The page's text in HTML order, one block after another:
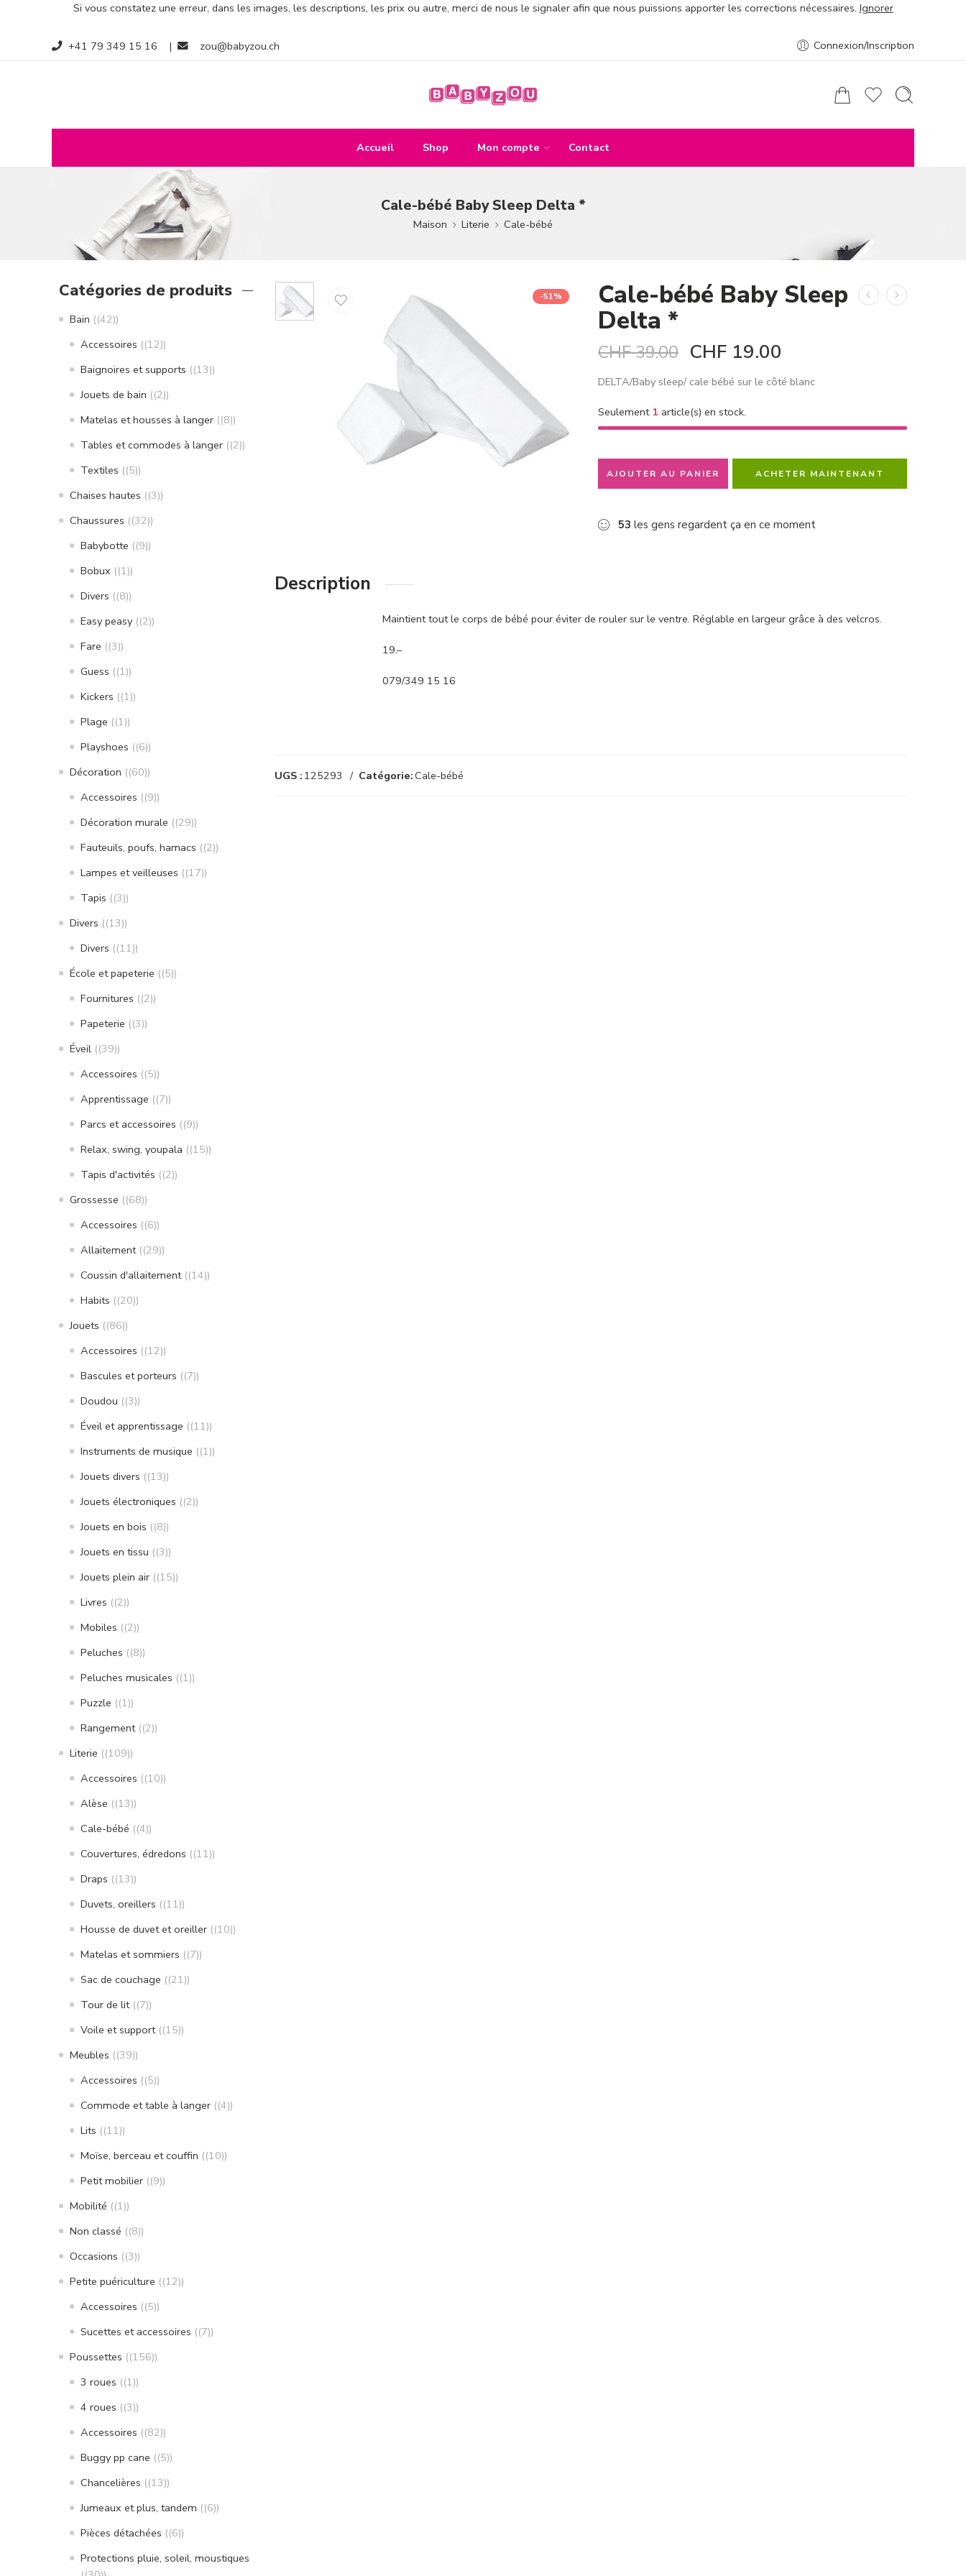
Si vous constatez une erreur, dans les images, les descriptions, les prix ou autre, merci de nous le signaler afin que nous puissions apporter les corrections nécessaires. Ignorer
+41 79 349 15 16 | zou@babyzou.ch Connexion/Inscription
Accueil Shop Mon compte Contact
Cale-bébé Baby Sleep Delta *
Maison Literie Cale-bébé
-51% Cale-bébé Baby Sleep
Delta *
CHF39.00 CHF 19.00
DELTA/Baby sleep/ cale bébé sur le côté blanc
Seulement 1 article(s) en stock.
AJOUTER AU PANIER ACHETER MAINTENANT
53 les gens regardent ça en ce moment
Description
Maintient tout le corps de bébé pour éviter de rouler sur le ventre. Réglable en largeur grâce à des velcros.
19.–
079/349 15 16
UGS : 125293 Catégorie:Cale-bébé
Catégories de produits
Bain (42)
Accessoires (12)
Baignoires et supports (13)
Jouets de bain (2)
Matelas et housses à langer (8)
Tables et commodes à langer (2)
Textiles (5)
Chaises hautes (3)
Chaussures (32)
Babybotte (9)
Bobux (1)
Divers (8)
Easy peasy (2)
Fare (3)
Guess (1)
Kickers (1)
Plage (1)
Playshoes (6)
Décoration (60)
Accessoires (9)
Décoration murale (29)
Fauteuils, poufs, hamacs (2)
Lampes et veilleuses (17)
Tapis (3)
Divers (13)
Divers (11)
École et papeterie (5)
Fournitures (2)
Papeterie (3)
Éveil (39)
Accessoires (5)
Apprentissage (7)
Parcs et accessoires (9)
Relax, swing, youpala (15)
Tapis d'activités (2)
Grossesse (68)
Accessoires (6)
Allaitement (29)
Coussin d'allaitement (14)
Habits (20)
Jouets (86)
Accessoires (12)
Bascules et porteurs (7)
Doudou (3)
Éveil et apprentissage (11)
Instruments de musique (1)
Jouets divers (13)
Jouets électroniques (2)
Jouets en bois (8)
Jouets en tissu (3)
Jouets plein air (15)
Livres (2)
Mobiles (2)
Peluches (8)
Peluches musicales (1)
Puzzle (1)
Rangement (2)
Literie (109)
Accessoires (10)
Alèse (13)
Cale-bébé (4)
Couvertures, édredons (11)
Draps (13)
Duvets, oreillers (11)
Housse de duvet et oreiller (10)
Matelas et sommiers (7)
Sac de couchage (21)
Tour de lit (7)
Voile et support (15)
Meubles (39)
Accessoires (5)
Commode et table à langer (4)
Lits (11)
Moïse, berceau et couffin (10)
Petit mobilier (9)
Mobilité (1)
Non classé (8)
Occasions (3)
Petite puériculture (12)
Accessoires (5)
Sucettes et accessoires (7)
Poussettes (156)
3 roues (1)
4 roues (3)
Accessoires (82)
Buggy pp cane (5)
Chancelières (13)
Jumeaux et plus, tandem (6)
Pièces détachées (6)
Protections pluie, soleil, moustiques